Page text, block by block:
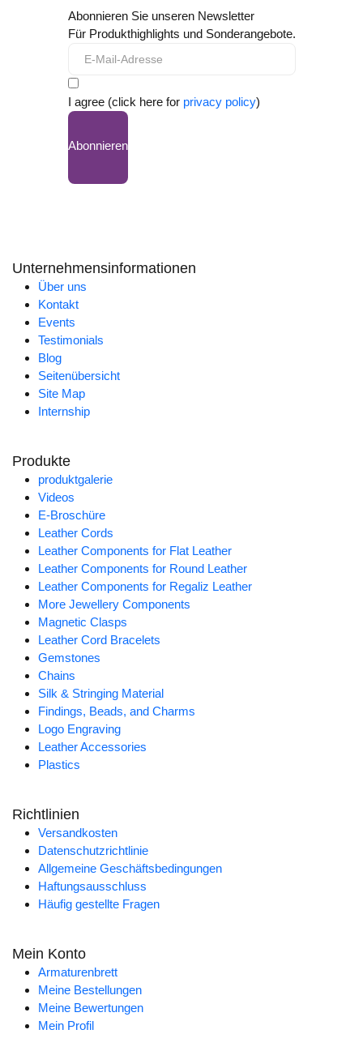
Abonnieren Sie unseren Newsletter
Für Produkthighlights und Sonderangebote.
I agree (click here for privacy policy)
Abonnieren
Unternehmensinformationen
Über uns
Kontakt
Events
Testimonials
Blog
Seitenübersicht
Site Map
Internship
Produkte
produktgalerie
Videos
E-Broschüre
Leather Cords
Leather Components for Flat Leather
Leather Components for Round Leather
Leather Components for Regaliz Leather
More Jewellery Components
Magnetic Clasps
Leather Cord Bracelets
Gemstones
Chains
Silk & Stringing Material
Findings, Beads, and Charms
Logo Engraving
Leather Accessories
Plastics
Richtlinien
Versandkosten
Datenschutzrichtlinie
Allgemeine Geschäftsbedingungen
Haftungsausschluss
Häufig gestellte Fragen
Mein Konto
Armaturenbrett
Meine Bestellungen
Meine Bewertungen
Mein Profil